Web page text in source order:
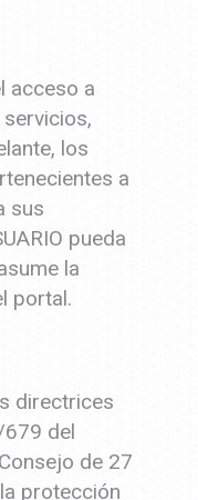
acceso a
los
a
sus
pueda
la
portal.
directrices
679 del
de 27
protección